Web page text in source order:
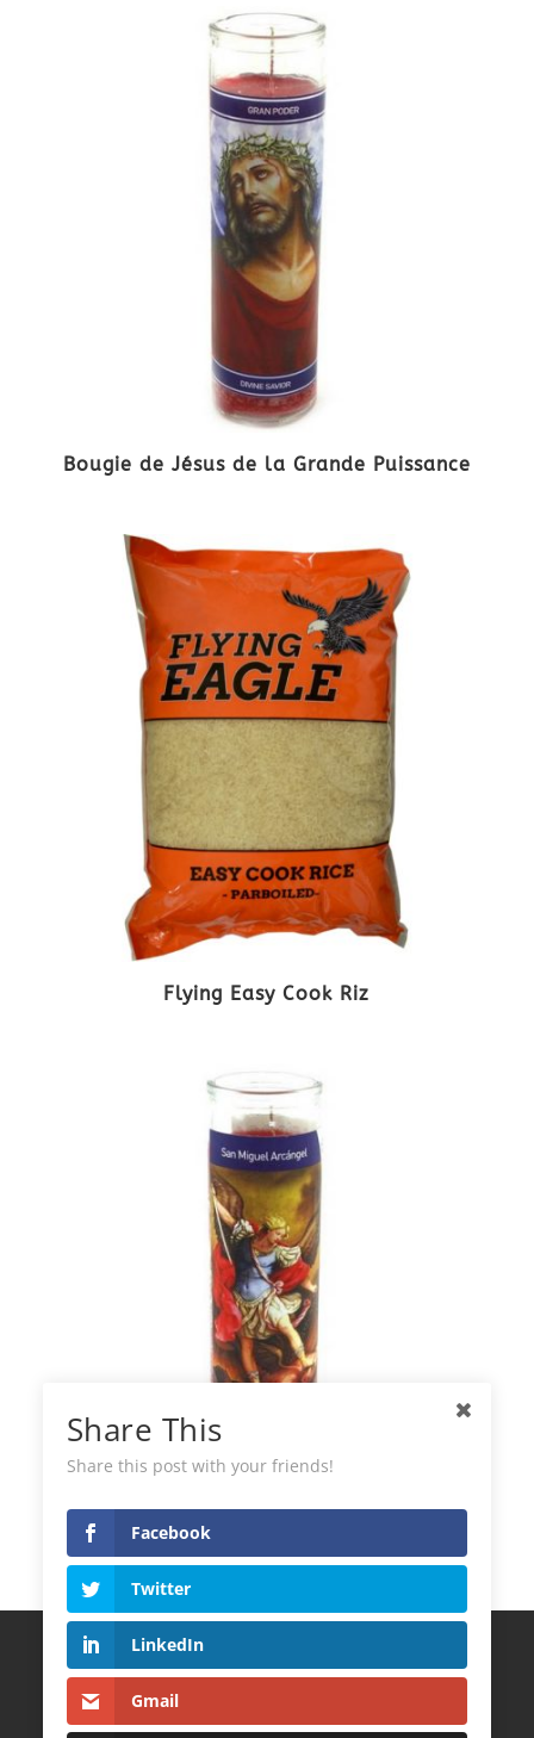
Bougie de Jésus de la Grande Puissance
Flying Easy Cook Riz
Bougie de l’archange Saint-Michel
Termes et Conditions
Politique de Confidentialité
Share This
Share this post with your friends!
Facebook
Twitter
LinkedIn
Gmail